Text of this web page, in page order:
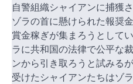
自警組織シャイアンに捕獲
ゾラの首に懸けられた報奨
賞金稼ぎが集まろうとして
ラに共和国の法律で公平な
ンから引き取ろうと試みる
受けたシャイアンたちはゾ